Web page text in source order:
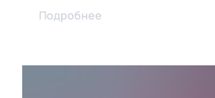
Подробнее